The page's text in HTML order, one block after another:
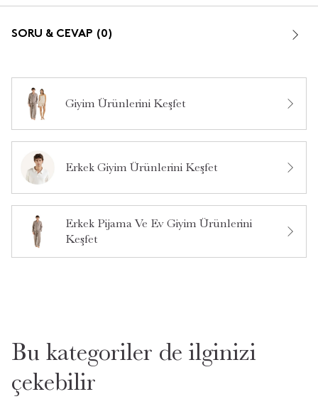
Marka: Owen
SORU & CEVAP (0)
Bu ürün hakkında daha önce hiç soru sorulmamış.
Ürün Hakkında Soru Sor
Giyim Ürünlerini Keşfet
Erkek Giyim Ürünlerini Keşfet
Erkek Pijama Ve Ev Giyim Ürünlerini
Keşfet
Bu kategoriler de ilginizi
çekebilir